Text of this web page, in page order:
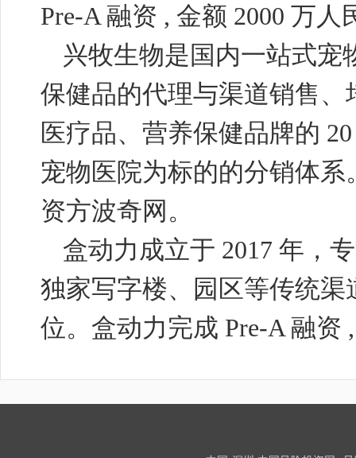
Pre-A 融资 , 金额 2000 万人
兴牧生物是国内一站式宠
保健品的代理与渠道销售
医疗品、营养保健品牌的
宠物医院为标的的分销体
资方波奇网。
盒动力成立于 2017 年，
独家写字楼、园区等传统
位。盒动力完成 Pre-A 融资